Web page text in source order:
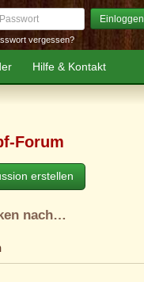
Einloggen
vergessen?
Hilfe & Kontakt
Forum
erstellen
nach…